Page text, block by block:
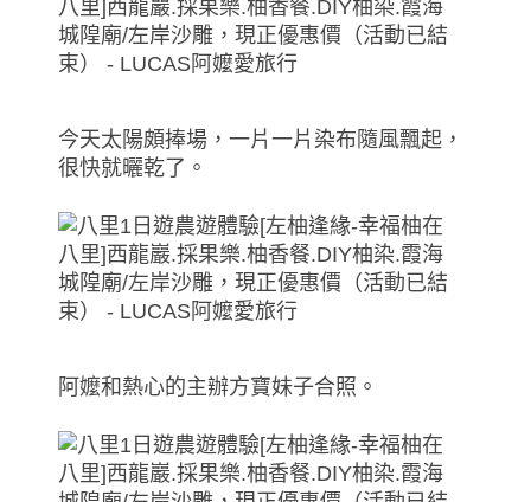
今天太陽頗捧場，一片一片染布隨風飄起，
很快就曬乾了。
阿嬤和熱心的主辦方寶妹子合照。